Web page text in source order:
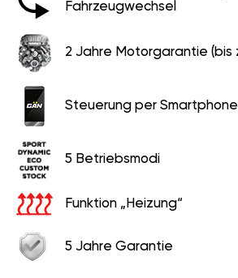
Fahrzeugwechsel
2 Jahre Motorgarantie (bis
Steuerung per Smartphone
5 Betriebsmodi
Funktion „Heizung“
5 Jahre Garantie